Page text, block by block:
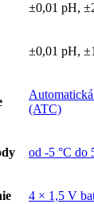
±0,01 pH,
±0,01 pH,
(ATC)
od -5 °C do
4 × 1,5 V